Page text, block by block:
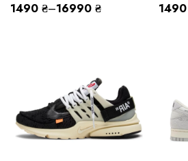
1490 ₴–16990 ₴ 1490